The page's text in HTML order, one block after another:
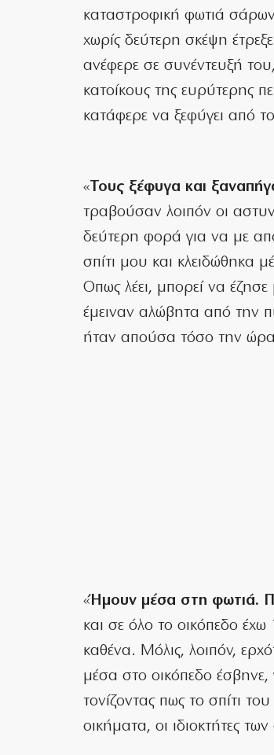
καταστροφική φωτιά
χωρίς δεύτερη σκέψη
ανέφερε σε συνέντευξή
κατοίκους της ευρύτερης
κατάφερε να ξεφύγει από
« Τους ξέφυγα και
τραβούσαν λοιπόν οι
δεύτερη φορά για να με
σπίτι μου και κλειδώθηκα
Οπως λέει, μπορεί να
έμειναν αλώβητα από την
ήταν απούσα τόσο την
«Ήμουν μέσα στη φωτιά.
και σε όλο το οικόπεδο
καθένα. Μόλις, λοιπόν,
μέσα στο οικόπεδο έσβηνε,
τονίζοντας πως το σπίτι
οικήματα, οι ιδιοκτήτες